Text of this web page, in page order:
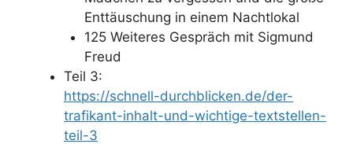
Enttäuschung in einem Nachtlokal
125 Weiteres Gespräch mit Sigmund
Freud
Teil 3:
https://schnell-durchblicken.de/der-
trafikant-inhalt-und-wichtige-textstellen-
teil-3